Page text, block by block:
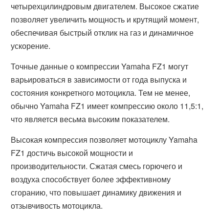
четырехцилиндровым двигателем. Высокое сжатие
позволяет увеличить мощность и крутящий момент,
обеспечивая быстрый отклик на газ и динамичное
ускорение.
Точные данные о компрессии Yamaha FZ1 могут
варьироваться в зависимости от года выпуска и
состояния конкретного мотоцикла. Тем не менее,
обычно Yamaha FZ1 имеет компрессию около 11,5:1,
что является весьма высоким показателем.
Высокая компрессия позволяет мотоциклу Yamaha
FZ1 достичь высокой мощности и
производительности. Сжатая смесь горючего и
воздуха способствует более эффективному
сгоранию, что повышает динамику движения и
отзывчивость мотоцикла.